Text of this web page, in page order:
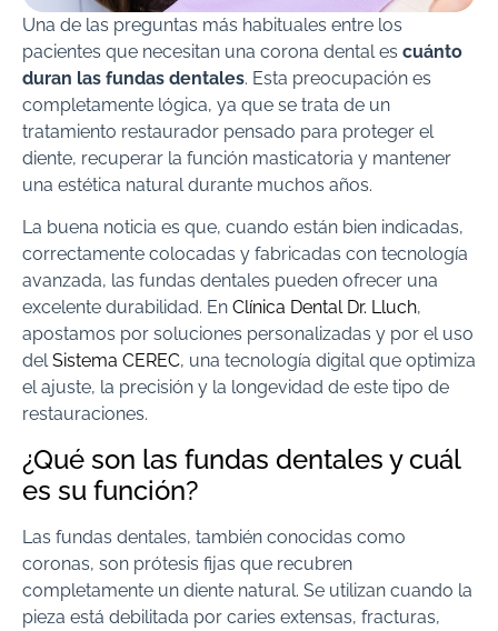
Una de las preguntas más habituales entre los
pacientes que necesitan una corona dental es cuánto
duran las fundas dentales. Esta preocupación es
completamente lógica, ya que se trata de un
tratamiento restaurador pensado para proteger el
diente, recuperar la función masticatoria y mantener
una estética natural durante muchos años.
La buena noticia es que, cuando están bien indicadas,
correctamente colocadas y fabricadas con tecnología
avanzada, las fundas dentales pueden ofrecer una
excelente durabilidad. En Clínica Dental Dr. Lluch,
apostamos por soluciones personalizadas y por el uso
delSistema CEREC, una tecnología digital que optimiza
el ajuste, la precisión y la longevidad de este tipo de
restauraciones.
¿Qué son las fundas dentales y cuál
es su función?
Las fundas dentales, también conocidas como
coronas, son prótesis fijas que recubren
completamente un diente natural. Se utilizan cuando la
pieza está debilitada por caries extensas, fracturas,